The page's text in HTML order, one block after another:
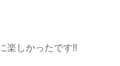
楽しかったです‼️